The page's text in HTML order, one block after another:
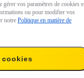
gérer vos paramètres de cookies
ou pour modifier vos
notre Politique en matière de